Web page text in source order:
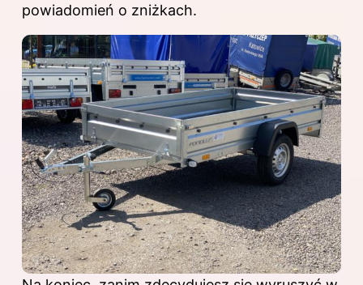
powiadomień o zniżkach.